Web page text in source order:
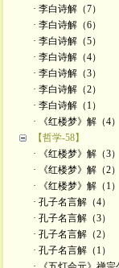
· 李白诗解（7）
· 李白诗解（6）
· 李白诗解（5）
· 李白诗解（4）
· 李白诗解（3）
· 李白诗解（2）
· 李白诗解（1）
· 《红楼梦》解（4）
【哲学-58】
· 《红楼梦》解（3）
· 《红楼梦》解（2）
· 《红楼梦》解（1）
· 孔子名言解（4）
· 孔子名言解（3）
· 孔子名言解（2）
· 孔子名言解（1）